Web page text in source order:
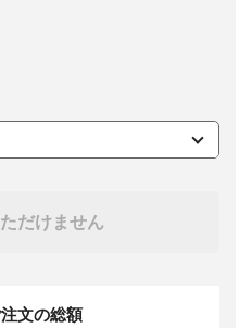
だけません
文の総額